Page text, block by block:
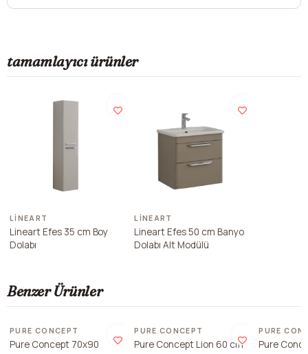
tamamlayıcı ürünler
LINEART
Lineart Efes 35 cm Boy
Dolabı
LINEART
Lineart Efes 50 cm Banyo
Dolabı Alt Modülü
Benzer Ürünler
PURE CONCEPT
Pure Concept 70x90
PURE CONCEPT
Pure Concept Lion 60 cm
PURE
Pure